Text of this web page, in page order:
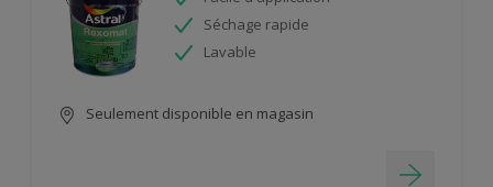
Séchage rapide
Lavable
Seulement disponible en magasin